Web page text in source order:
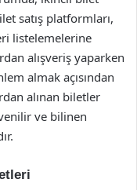
satış platformları,
listelemelerine
alışveriş yaparken
almak açısından
alınan biletler
ve bilinen